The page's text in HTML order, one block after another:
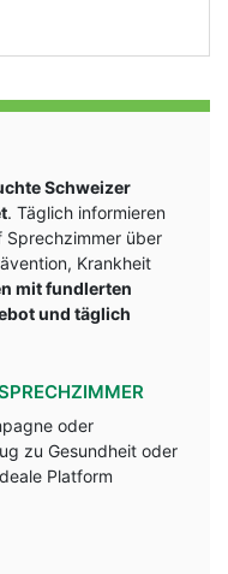
Schweizer
. Täglich informieren
Sprechzimmer über
Krankheit
mit fundlerten
und täglich
oder
zu Gesundheit oder
Platform